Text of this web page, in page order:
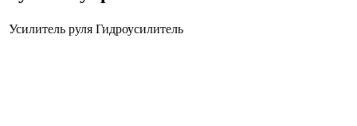
Усилитель руля Гидроусилитель